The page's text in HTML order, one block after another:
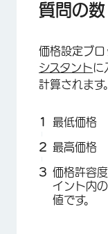
質問の数
価格設定ブロ
シスタントに
計算されます。
最低価格
最高価格
価格許容
イント内
値です。